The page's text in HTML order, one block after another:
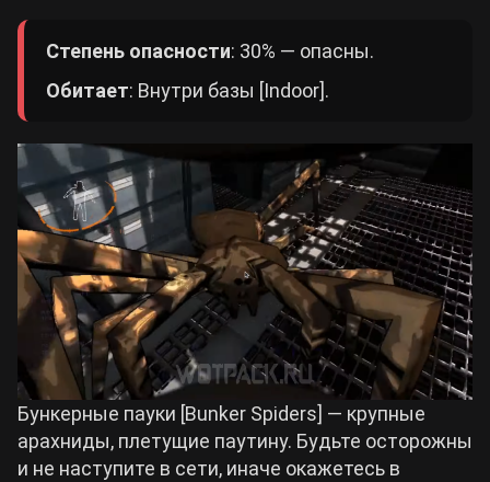
Степень опасности: 30% — опасны.
Обитает: Внутри базы [Indoor].
Бункерные пауки [Bunker Spiders] — крупные
арахниды, плетущие паутину. Будьте осторожны
и не наступите в сети, иначе окажетесь в